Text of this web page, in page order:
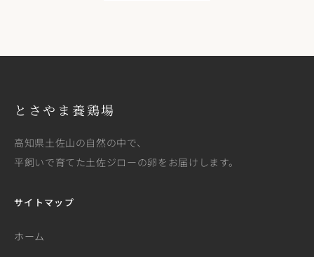
とさやま養鶏場
高知県土佐山の自然の中で、
平飼いで育てた土佐ジローの卵をお届けします。
サイトマップ
ホーム